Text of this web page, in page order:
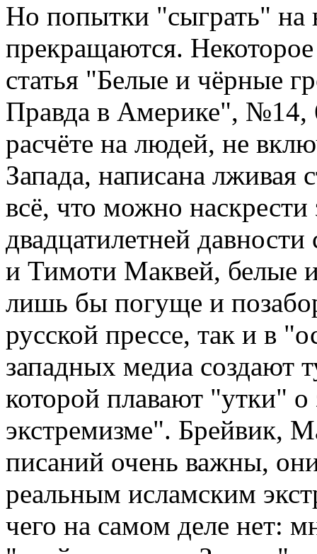
Но попытки "сыграть" на
прекращаются.
статья "Белые и чёрные
Правда в Америке", №14,
расчёте на людей, не
Запада, написана лживая
всё, что можно наскрести
двадцатилетней
и Тимоти Маквей, белые
лишь бы погуще и
русской прессе, так и в
западных медиа
которой плавают "утки"
экстремизме". Брейвик,
писаний очень важны,
реальным исламским
чего на самом деле нет: